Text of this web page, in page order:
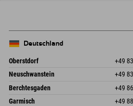
Deutschland
Oberstdorf +49
An der Breitach 3
Deutschland
Neuschwanstein +49
An der Riese 45
87484 Nesselwang im Allgäu
Deutschland
Berchtesgaden +49
Hofreitstr. 7
Garmisch +49